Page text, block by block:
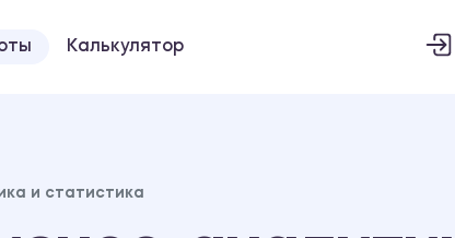
Калькулятор
и статистика